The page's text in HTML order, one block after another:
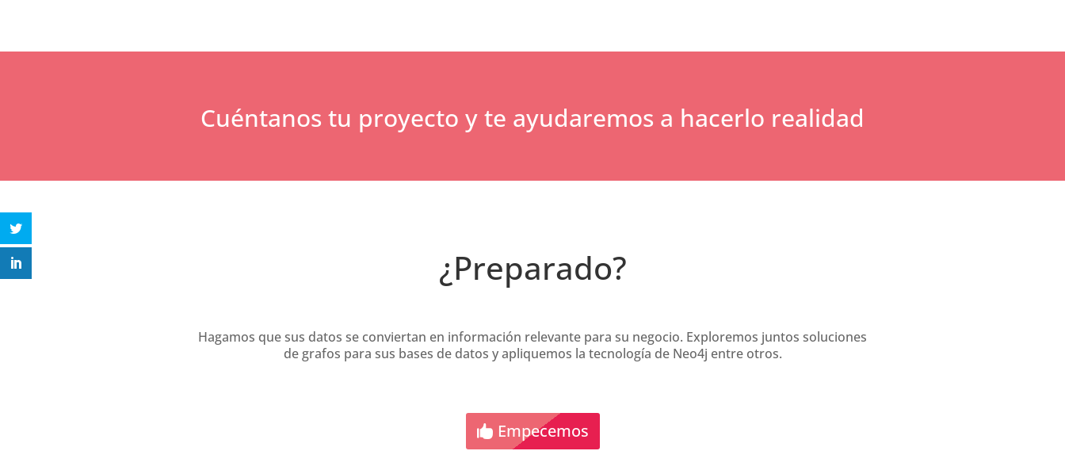
Cuéntanos tu proyecto y te ayudaremos a hacerlo realidad
¿Preparado?
Hagamos que sus datos se conviertan en información relevante para su negocio. Exploremos juntos soluciones
de grafos para sus bases de datos y apliquemos la tecnología de Neo4j entre otros.
Empecemos